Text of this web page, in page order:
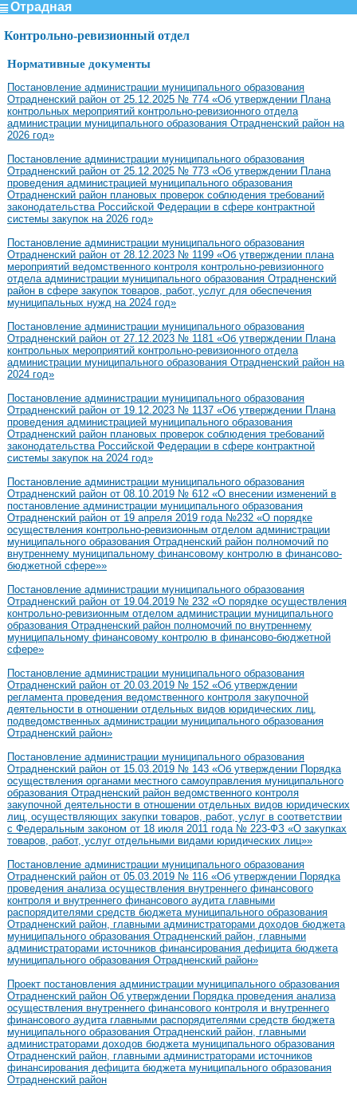
Отрадная
Контрольно-ревизионный отдел
Нормативные документы
Постановление администрации муниципального образования
Отрадненский район от 25.12.2025 № 774 «Об утверждении Плана
контрольных мероприятий контрольно-ревизионного отдела
администрации муниципального образования Отрадненский район на
2026 год»
Постановление администрации муниципального образования
Отрадненский район от 25.12.2025 № 773 «Об утверждении Плана
проведения администрацией муниципального образования
Отрадненский район плановых проверок соблюдения требований
законодательства Российской Федерации в сфере контрактной
системы закупок на 2026 год»
Постановление администрации муниципального образования
Отрадненский район от 28.12.2023 № 1199 «Об утверждении плана
мероприятий ведомственного контроля контрольно-ревизионного
отдела администрации муниципального образования Отрадненский
район в сфере закупок товаров, работ, услуг для обеспечения
муниципальных нужд на 2024 год»
Постановление администрации муниципального образования
Отрадненский район от 27.12.2023 № 1181 «Об утверждении Плана
контрольных мероприятий контрольно-ревизионного отдела
администрации муниципального образования Отрадненский район на
2024 год»
Постановление администрации муниципального образования
Отрадненский район от 19.12.2023 № 1137 «Об утверждении Плана
проведения администрацией муниципального образования
Отрадненский район плановых проверок соблюдения требований
законодательства Российской Федерации в сфере контрактной
системы закупок на 2024 год»
Постановление администрации муниципального образования
Отрадненский район от 08.10.2019 № 612 «О внесении изменений в
постановление администрации муниципального образования
Отрадненский район от 19 апреля 2019 года №232 «О порядке
осуществления контрольно-ревизионным отделом администрации
муниципального образования Отрадненский район полномочий по
внутреннему муниципальному финансовому контролю в финансово-
бюджетной сфере»»
Постановление администрации муниципального образования
Отрадненский район от 19.04.2019 № 232 «О порядке осуществления
контрольно-ревизионным отделом администрации муниципального
образования Отрадненский район полномочий по внутреннему
муниципальному финансовому контролю в финансово-бюджетной
сфере»
Постановление администрации муниципального образования
Отрадненский район от 20.03.2019 № 152 «Об утверждении
регламента проведения ведомственного контроля закупочной
деятельности в отношении отдельных видов юридических лиц,
подведомственных администрации муниципального образования
Отрадненский район»
Постановление администрации муниципального образования
Отрадненский район от 15.03.2019 № 143 «Об утверждении Порядка
осуществления органами местного самоуправления муниципального
образования Отрадненский район ведомственного контроля
закупочной деятельности в отношении отдельных видов юридических
лиц, осуществляющих закупки товаров, работ, услуг в соответствии
с Федеральным законом от 18 июля 2011 года № 223-ФЗ «О закупках
товаров, работ, услуг отдельными видами юридических лиц»»
Постановление администрации муниципального образования
Отрадненский район от 05.03.2019 № 116 «Об утверждении Порядка
проведения анализа осуществления внутреннего финансового
контроля и внутреннего финансового аудита главными
распорядителями средств бюджета муниципального образования
Отрадненский район, главными администраторами доходов бюджета
муниципального образования Отрадненский район, главными
администраторами источников финансирования дефицита бюджета
муниципального образования Отрадненский район»
Проект постановления администрации муниципального образования
Отрадненский район Об утверждении Порядка проведения анализа
осуществления внутреннего финансового контроля и внутреннего
финансового аудита главными распорядителями средств бюджета
муниципального образования Отрадненский район, главными
администраторами доходов бюджета муниципального образования
Отрадненский район, главными администраторами источников
финансирования дефицита бюджета муниципального образования
Отрадненский район